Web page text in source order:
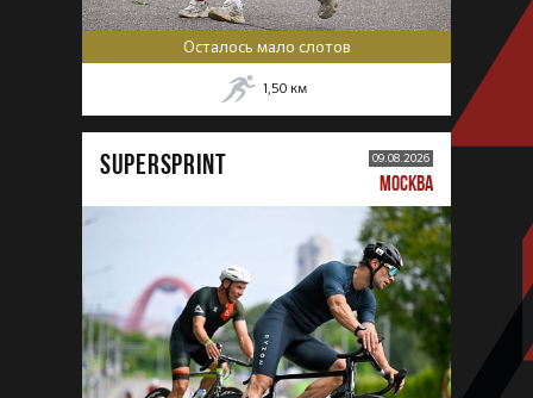
Осталось мало слотов
1,50 км
SUPERSPRINT 09.08.2026
МОСКВА